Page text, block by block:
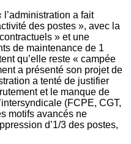
a fait
des postes », avec la
» et une
de maintenance de 1
qu’elle reste « campée
a présenté son projet de
a tenté de justifier
et le manque de
(FCPE, CGT,
motifs avancés ne
d’1/3 des postes,